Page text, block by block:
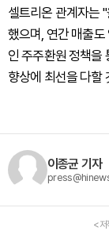
셀트리온 관계자는
했으며, 연간 매출
인 주주환원 정책을
향상에 최선을 다할
이종균 기자
<저